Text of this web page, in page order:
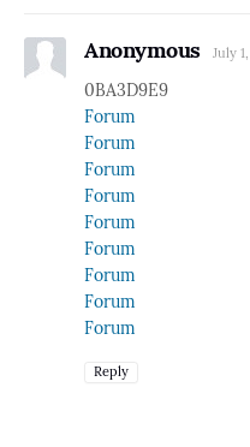
Anonymous July
0BA3D9E9
Forum
Forum
Forum
Forum
Forum
Forum
Forum
Forum
Forum
Reply